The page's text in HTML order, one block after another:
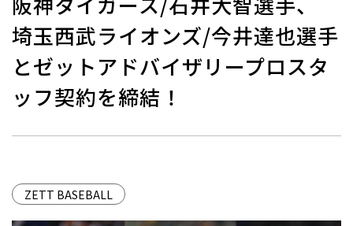
埼玉西武ライオンズ/今井達也選手
とゼットアドバイザリープロスタ
ッフ契約を締結！
ZETT BASEBALL